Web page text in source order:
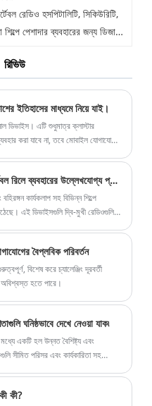
রেডিও হসপিটালিটি, সিকিউরিটি,
পেশাদার ব্যবহারের জন্য ডিজাইন
এবং IP68-রেটেড
যোগাযোগ নিশ্চিত করে,
সাইট, দূরবর্তী অবস্থান বা জরুরী
রিভিউ
ইতিহাসের মাধ্যমে নিয়ে যাই।
ডিভাইস। এটি শুধুমাত্র ক্লাস্টার
করা যাবে না, তবে মোবাইল যোগাযোগে
বিভিন্ন শিল্প জুড়ে যোগাযোগের উপর পোর্টেবল রিলে ব্যবহারের উল্লেখযোগ্য প্রভাব
কার্যকলাপ সহ বিভিন্ন শিল্পে
এই ডিভাইসগুলি দ্বি-মুখী রেডিওগুলির
বৈপ্লবিক পরিবর্তন
বিশেষ করে চ্যালেঞ্জিং দূরবর্তী
অবিশ্বস্ত হতে পারে।
ঘনিষ্ঠভাবে দেখে নেওয়া যাক৷
একটি হল উন্নত বৈশিষ্ট্য এবং
সীমিত পরিসর এবং কার্যকারিতা সহ
কী?